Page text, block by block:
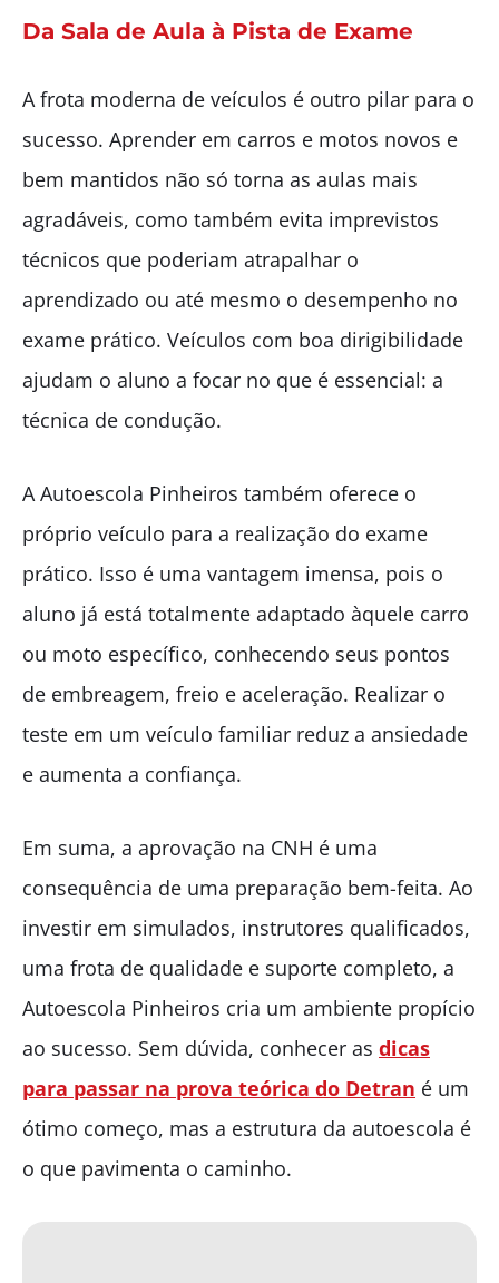
Da Sala de Aula à Pista de Exame
A frota moderna de veículos é outro pilar para o
sucesso. Aprender em carros e motos novos e
bem mantidos não só torna as aulas mais
agradáveis, como também evita imprevistos
técnicos que poderiam atrapalhar o
aprendizado ou até mesmo o desempenho no
exame prático. Veículos com boa dirigibilidade
ajudam o aluno a focar no que é essencial: a
técnica de condução.
A Autoescola Pinheiros também oferece o
próprio veículo para a realização do exame
prático. Isso é uma vantagem imensa, pois o
aluno já está totalmente adaptado àquele carro
ou moto específico, conhecendo seus pontos
de embreagem, freio e aceleração. Realizar o
teste em um veículo familiar reduz a ansiedade
e aumenta a confiança.
Em suma, a aprovação na CNH é uma
consequência de uma preparação bem-feita. Ao
investir em simulados, instrutores qualificados,
uma frota de qualidade e suporte completo, a
Autoescola Pinheiros cria um ambiente propício
ao sucesso. Sem dúvida, conhecer as dicas
para passar na prova teórica do Detran é um
ótimo começo, mas a estrutura da autoescola é
o que pavimenta o caminho.